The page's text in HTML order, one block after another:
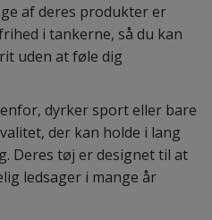
af deres produkter er
i tankerne, så du kan
uden at føle dig
dyrker sport eller bare
der kan holde i lang
Deres tøj er designet til at
ledsager i mange år